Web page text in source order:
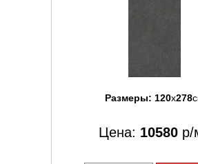
Размеры: 120x278
Цена: 10580р/